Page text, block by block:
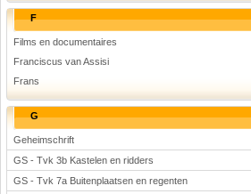
F
Films en documentaires
Franciscus van Assisi
Frans
G
Geheimschrift
GS - Tvk 3b Kastelen en ridders
GS - Tvk 7a Buitenplaatsen en regenten